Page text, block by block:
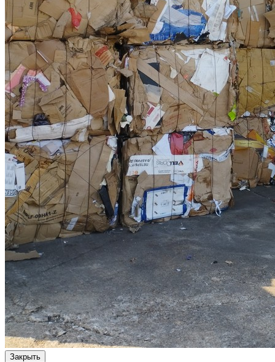
Закрыть